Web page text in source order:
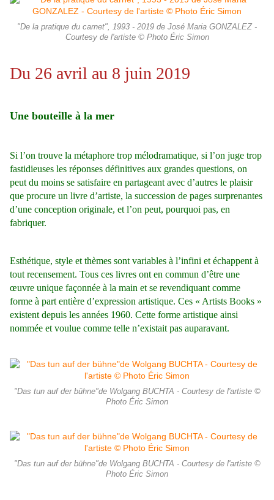
"De la pratique du carnet", 1993 - 2019 de José Maria GONZALEZ -
Courtesy de l'artiste © Photo Éric Simon
Du 26 avril au 8 juin 2019
Une bouteille à la mer
Si l’on trouve la métaphore trop mélodramatique, si l’on juge trop
fastidieuses les réponses définitives aux grandes questions, on
peut du moins se satisfaire en partageant avec d’autres le plaisir
que procure un livre d’artiste, la succession de pages surprenantes
d’une conception originale, et l’on peut, pourquoi pas, en
fabriquer.
Esthétique, style et thèmes sont variables à l’infini et échappent à
tout recensement. Tous ces livres ont en commun d’être une
œuvre unique façonnée à la main et se revendiquant comme
forme à part entière d’expression artistique. Ces « Artists Books »
existent depuis les années 1960. Cette forme artistique ainsi
nommée et voulue comme telle n’existait pas auparavant.
"Das tun auf der bühne"de Wolgang BUCHTA - Courtesy de l'artiste ©
Photo Éric Simon
"Das tun auf der bühne"de Wolgang BUCHTA - Courtesy de l'artiste ©
Photo Éric Simon